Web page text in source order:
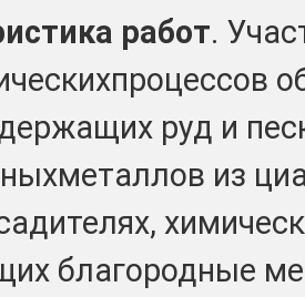
работ.
руд и
из
благородные